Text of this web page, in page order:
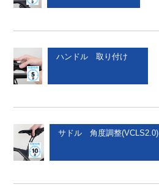
ハンドル 取り付け
サドル 角度調整(VCLS2.0)